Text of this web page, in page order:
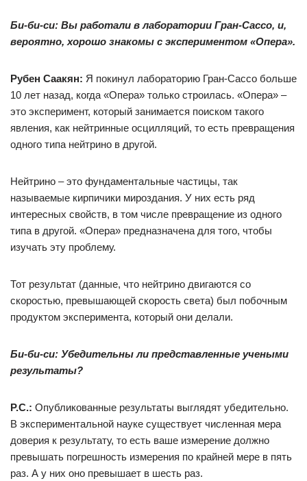
Би-би-си: Вы работали в лаборатории Гран-Сассо, и,
вероятно, хорошо знакомы с экспериментом «Опера».
Рубен Саакян: Я покинул лабораторию Гран-Сассо больше
10 лет назад, когда «Опера» только строилась. «Опера» –
это эксперимент, который занимается поиском такого
явления, как нейтринные осцилляций, то есть превращения
одного типа нейтрино в другой.
Нейтрино – это фундаментальные частицы, так
называемые кирпичики мироздания. У них есть ряд
интересных свойств, в том числе превращение из одного
типа в другой. «Опера» предназначена для того, чтобы
изучать эту проблему.
Тот результат (данные, что нейтрино двигаются со
скоростью, превышающей скорость света) был побочным
продуктом эксперимента, который они делали.
Би-би-си: Убедительны ли представленные учеными
результаты?
Р.С.: Опубликованные результаты выглядят убедительно.
В экспериментальной науке существует численная мера
доверия к результату, то есть ваше измерение должно
превышать погрешность измерения по крайней мере в пять
раз. А у них оно превышает в шесть раз.